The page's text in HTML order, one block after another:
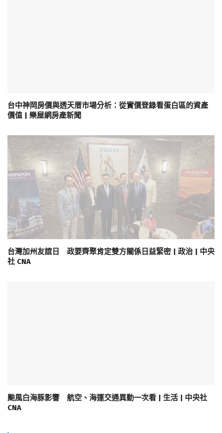
台中神岡房價與透天厝市場分析：從實價登錄看蛋白區的資產
價值 | 樂屋網房產新聞
台灣加州友誼日 政要齊聚肯定雙方關係日益緊密 | 政治 | 中央
社 CNA
颱風白海豚影響 航空、海運交通異動一次看 | 生活 | 中央社
CNA